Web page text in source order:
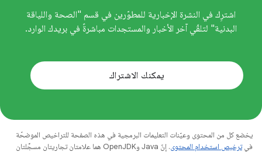
اشترِك في النشرة الإخبارية للمطوّرين في قسم "الصحة واللياقة
البدنية" لتلقّي آخر الأخبار والمستجدات مباشرةً في بريدك الوارد.
يمكنك الاشتراك
يخضع كل من المحتوى وعيّنات التعليمات البرمجية في هذه الصفحة للتراخيص الموضحّة
فيترخيص استخدام المحتوى
. إنّ Java وOpenJDK هما علامتان تجاريتان مسجَّلتان